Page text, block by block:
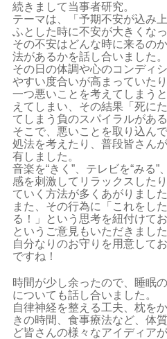
続きまして当事者研究。
テーマは、「予期不安が込み
ふとした時に不安が大きくな
その不安はどんな時に来るの
法があるかを話し合いました。
その日の体調や心のコンディ
やすい度合いが高まっていたり
一つ悪いことを考えてしまう
えてしまい、その結果「死に
てしまう負のスパイラルがあ
そこで、悪いことを取り込ん
処法を考えたり、普段皆さん
有しました。
音楽を“きく”、テレビを“みる”
感を刺激してリラックスした
ていく方法が多くあがりました
また、その行為に「これをし
る！」という思考を紐付けて
というご意見もいただきました
自分なりのお守りを用意して
ですね！
時間が少し余ったので、睡眠
についても話し合いました。
自律神経を整える工夫、枕を
きの時間、食事療法など、体
ど皆さんの様々なアイディア